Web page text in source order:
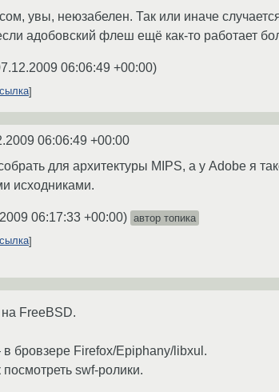
увы, неюзабелен. Так или иначе
адобовский флеш ещё как-то работает
06:06:49 +00:00)
06:06:49 +00:00
для архитектуры MIPS, а у Adobe я
исходниками.
06:17:33 +00:00) автор топика
FreeBSD.
бровзере Firefox/Epiphany/libxul.
swf-ролики.